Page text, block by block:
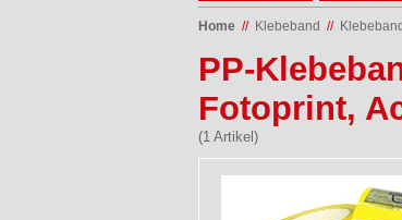
Home // Klebeband //
PP-
Fotoprint,
(1 Artikel)